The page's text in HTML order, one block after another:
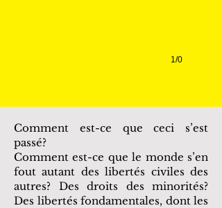
1/0
Comment est-ce que ceci s’est
passé?
Comment est-ce que le monde s’en
fout autant des libertés civiles des
autres? Des droits des minorités?
Des libertés fondamentales, dont les